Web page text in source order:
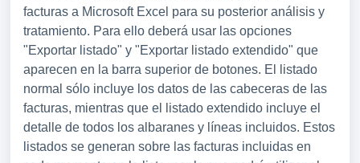
facturas a Microsoft Excel para su posterior análisis y
tratamiento. Para ello deberá usar las opciones
"Exportar listado" y "Exportar listado extendido" que
aparecen en la barra superior de botones. El listado
normal sólo incluye los datos de las cabeceras de las
facturas, mientras que el listado extendido incluye el
detalle de todos los albaranes y líneas incluidos. Estos
listados se generan sobre las facturas incluidas en